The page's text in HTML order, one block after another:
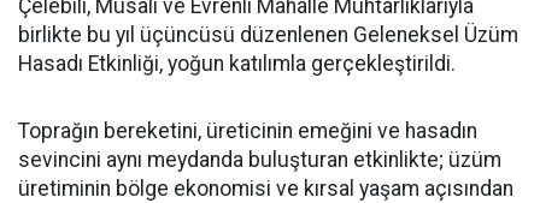
Çelebili, Musalı ve Evrenli Mahalle Muhtarlıklarıyla
birlikte bu yıl üçüncüsü düzenlenen Geleneksel Üzüm
Hasadı Etkinliği, yoğun katılımla gerçekleştirildi.
Toprağın bereketini, üreticinin emeğini ve hasadın
sevincini aynı meydanda buluşturan etkinlikte; üzüm
üretiminin bölge ekonomisi ve kırsal yaşam açısından